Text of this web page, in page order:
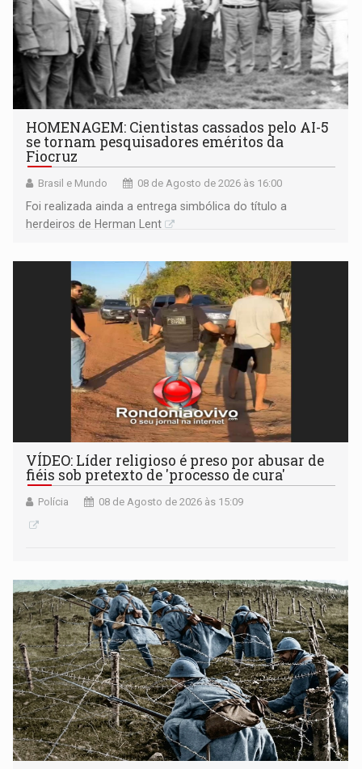
HOMENAGEM: Cientistas cassados pelo AI-5
se tornam pesquisadores eméritos da
Fiocruz
Brasil e Mundo 08 de Agosto de 2026 às 16:00
Foi realizada ainda a entrega simbólica do título a
herdeiros de Herman Lent
VÍDEO: Líder religioso é preso por abusar de
fiéis sob pretexto de 'processo de cura'
Polícia 08 de Agosto de 2026 às 15:09